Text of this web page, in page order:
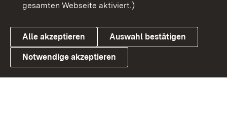
Link zum Landesportal
Cookies
gesamten Webseite aktiviert.)
Alle akzeptieren Auswahl bestätigen
Notwendige akzeptieren